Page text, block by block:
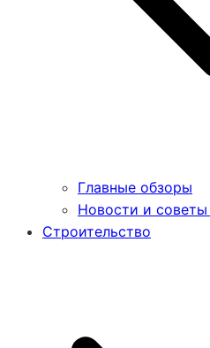
Главные обзоры
Новости и
Строительство